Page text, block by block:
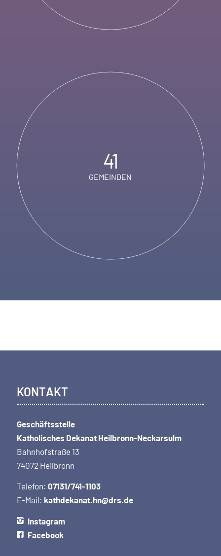
41
GEMEINDEN
KONTAKT
Geschäftsstelle
Katholisches Dekanat Heilbronn-Neckarsulm
Bahnhofstraße 13
74072 Heilbronn
Telefon: 07131/741-1103
E-Mail: kathdekanat.hn@drs.de
Instagram
Facebook